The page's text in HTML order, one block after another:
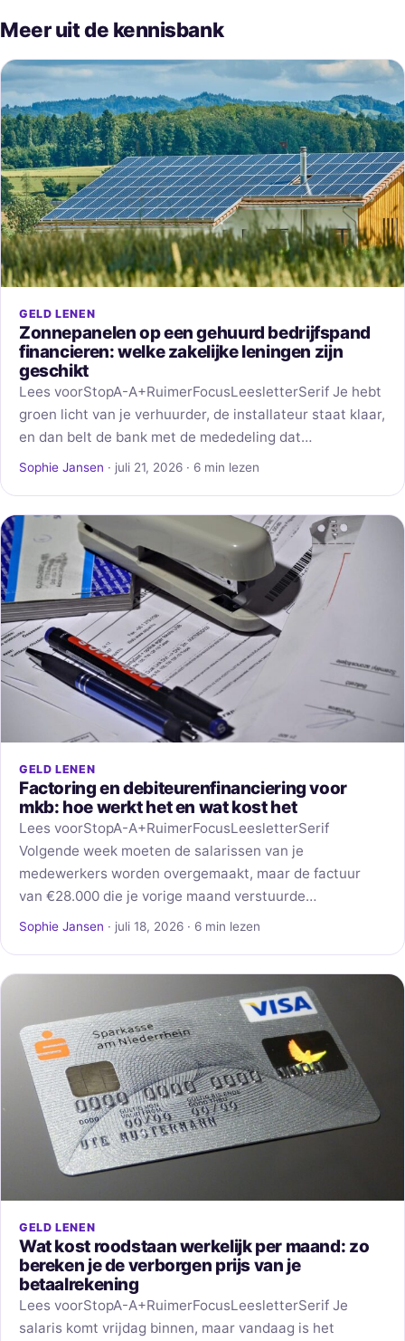
Meer uit de kennisbank
GELD LENEN
Zonnepanelen op een gehuurd bedrijfspand
financieren: welke zakelijke leningen zijn
geschikt
Lees voorStopA-A+RuimerFocusLeesletterSerif Je hebt
groen licht van je verhuurder, de installateur staat klaar,
en dan belt de bank met de mededeling dat…
Sophie Jansen · juli 21, 2026 · 6 min lezen
GELD LENEN
Factoring en debiteurenfinanciering voor
mkb: hoe werkt het en wat kost het
Lees voorStopA-A+RuimerFocusLeesletterSerif
Volgende week moeten de salarissen van je
medewerkers worden overgemaakt, maar de factuur
van €28.000 die je vorige maand verstuurde…
Sophie Jansen · juli 18, 2026 · 6 min lezen
GELD LENEN
Wat kost roodstaan werkelijk per maand: zo
bereken je de verborgen prijs van je
betaalrekening
Lees voorStopA-A+RuimerFocusLeesletterSerif Je
salaris komt vrijdag binnen, maar vandaag is het